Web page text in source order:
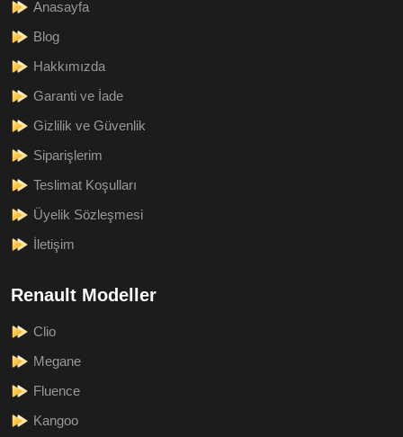
Anasayfa
Blog
Hakkımızda
Garanti ve İade
Gizlilik ve Güvenlik
Siparişlerim
Teslimat Koşulları
Üyelik Sözleşmesi
İletişim
Renault Modeller
Clio
Megane
Fluence
Kangoo